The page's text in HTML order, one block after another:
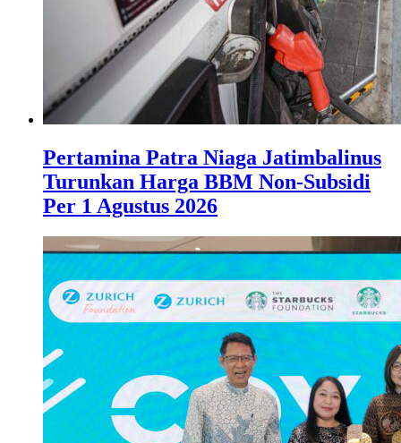
Pertamina Patra Niaga Jatimbalinus
Turunkan Harga BBM Non-Subsidi
Per 1 Agustus 2026